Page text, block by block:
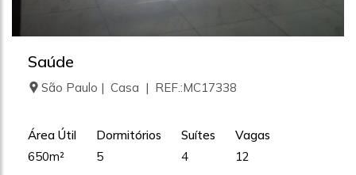
Saúde
São Paulo | Casa | REF.:MC17338
Área Útil
650m²
Dormitórios
5
Suítes
4
Vagas
12